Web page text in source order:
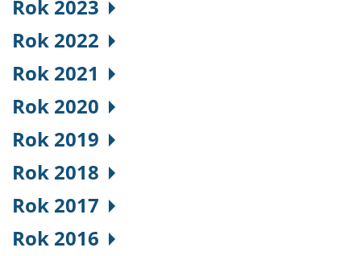
Rok 2023
Rok 2022
Rok 2021
Rok 2020
Rok 2019
Rok 2018
Rok 2017
Rok 2016